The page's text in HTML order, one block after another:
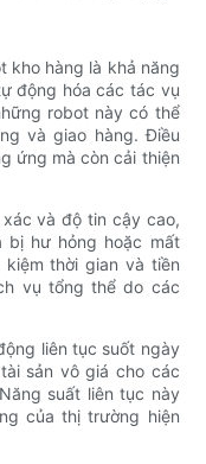
kho hàng là khả năng
động hóa các tác vụ
robot này có thể
và giao hàng. Điều
ứng mà còn cải thiện
và độ tin cậy cao,
bị hư hỏng hoặc mất
thời gian và tiền
vụ tổng thể do các
liên tục suốt ngày
sản vô giá cho các
suất liên tục này
của thị trường hiện